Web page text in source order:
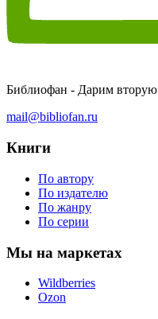
Библиофан - Дарим
mail@bibliofan.ru
Книги
По автору
По издателю
По жанру
По серии
Мы на маркетах
Wildberries
Ozon